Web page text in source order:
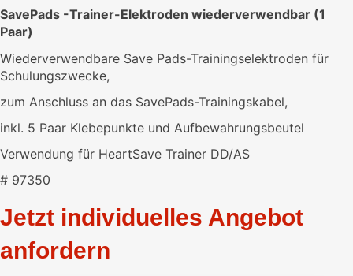
SavePads -Trainer-Elektroden wiederverwendbar (1
Paar)
Wiederverwendbare Save Pads-Trainingselektroden für
Schulungszwecke,
zum Anschluss an das SavePads-Trainingskabel,
inkl. 5 Paar Klebepunkte und Aufbewahrungsbeutel
Verwendung für HeartSave Trainer DD/AS
# 97350
Jetzt individuelles Angebot
anfordern